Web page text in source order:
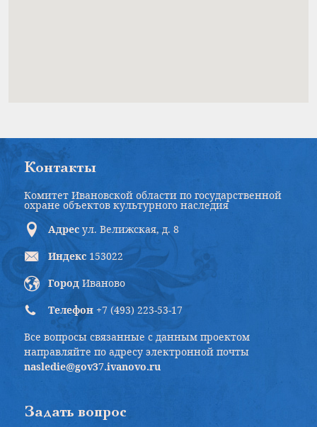
Контакты
Комитет Ивановской области по государственной
охране объектов культурного наследия
Адрес ул. Велижская, д. 8
Индекс 153022
Город Иваново
Телефон +7 (493) 223-53-17
Все вопросы связанные с данным проектом
направляйте по адресу электронной почты
nasledie@gov37.ivanovo.ru
Задать вопрос